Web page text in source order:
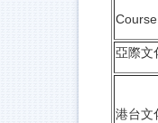
亞際文
港台文